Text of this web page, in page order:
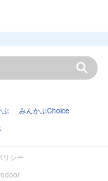
ぶ
みんかぶChoice
リシー